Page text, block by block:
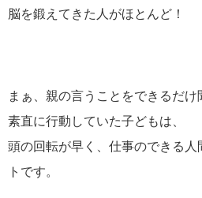
脳を鍛えてきた人がほとんど！
まぁ、親の言うことをできるだけ
素直に行動していた子どもは、
頭の回転が早く、仕事のできる人
トです。